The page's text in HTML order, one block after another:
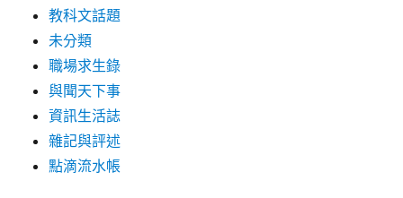
教科文話題
未分類
職場求生錄
與聞天下事
資訊生活誌
雜記與評述
點滴流水帳